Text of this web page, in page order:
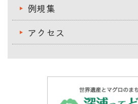
例規集
アクセス